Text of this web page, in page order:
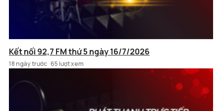
Kết nối 92,7 FM thứ 5 ngày 16/7/2026
18 ngày trước 65 lượt xem